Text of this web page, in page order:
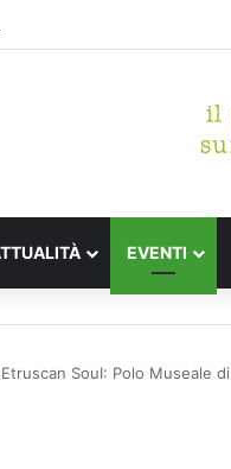
MARINA, CONCLUSA LA
EVENTI
SouI: Polo Museale